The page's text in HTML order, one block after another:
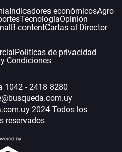
Indicadores económicosAgro
TecnologíaOpinión
B-contentCartas al Director
Políticas de privacidad
Condiciones
1042 - 2418 8280
2024 Todos los
reservados